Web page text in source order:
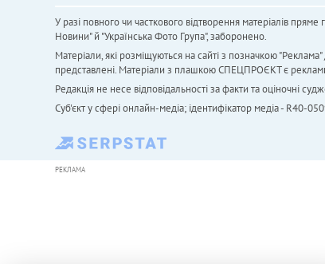
У разі повного чи часткового відтворення матеріалів
Новини" й "Українська Фото Група", заборонено.
Матеріали, які розміщуються на сайті з позначкою
представлені. Матеріали з плашкою СПЕЦПРОЄКТ є
Редакція не несе відповідальності за факти та оціночні
Cуб'єкт у сфері онлайн-медіа; ідентифікатор медіа - R40-
РЕКЛАМА